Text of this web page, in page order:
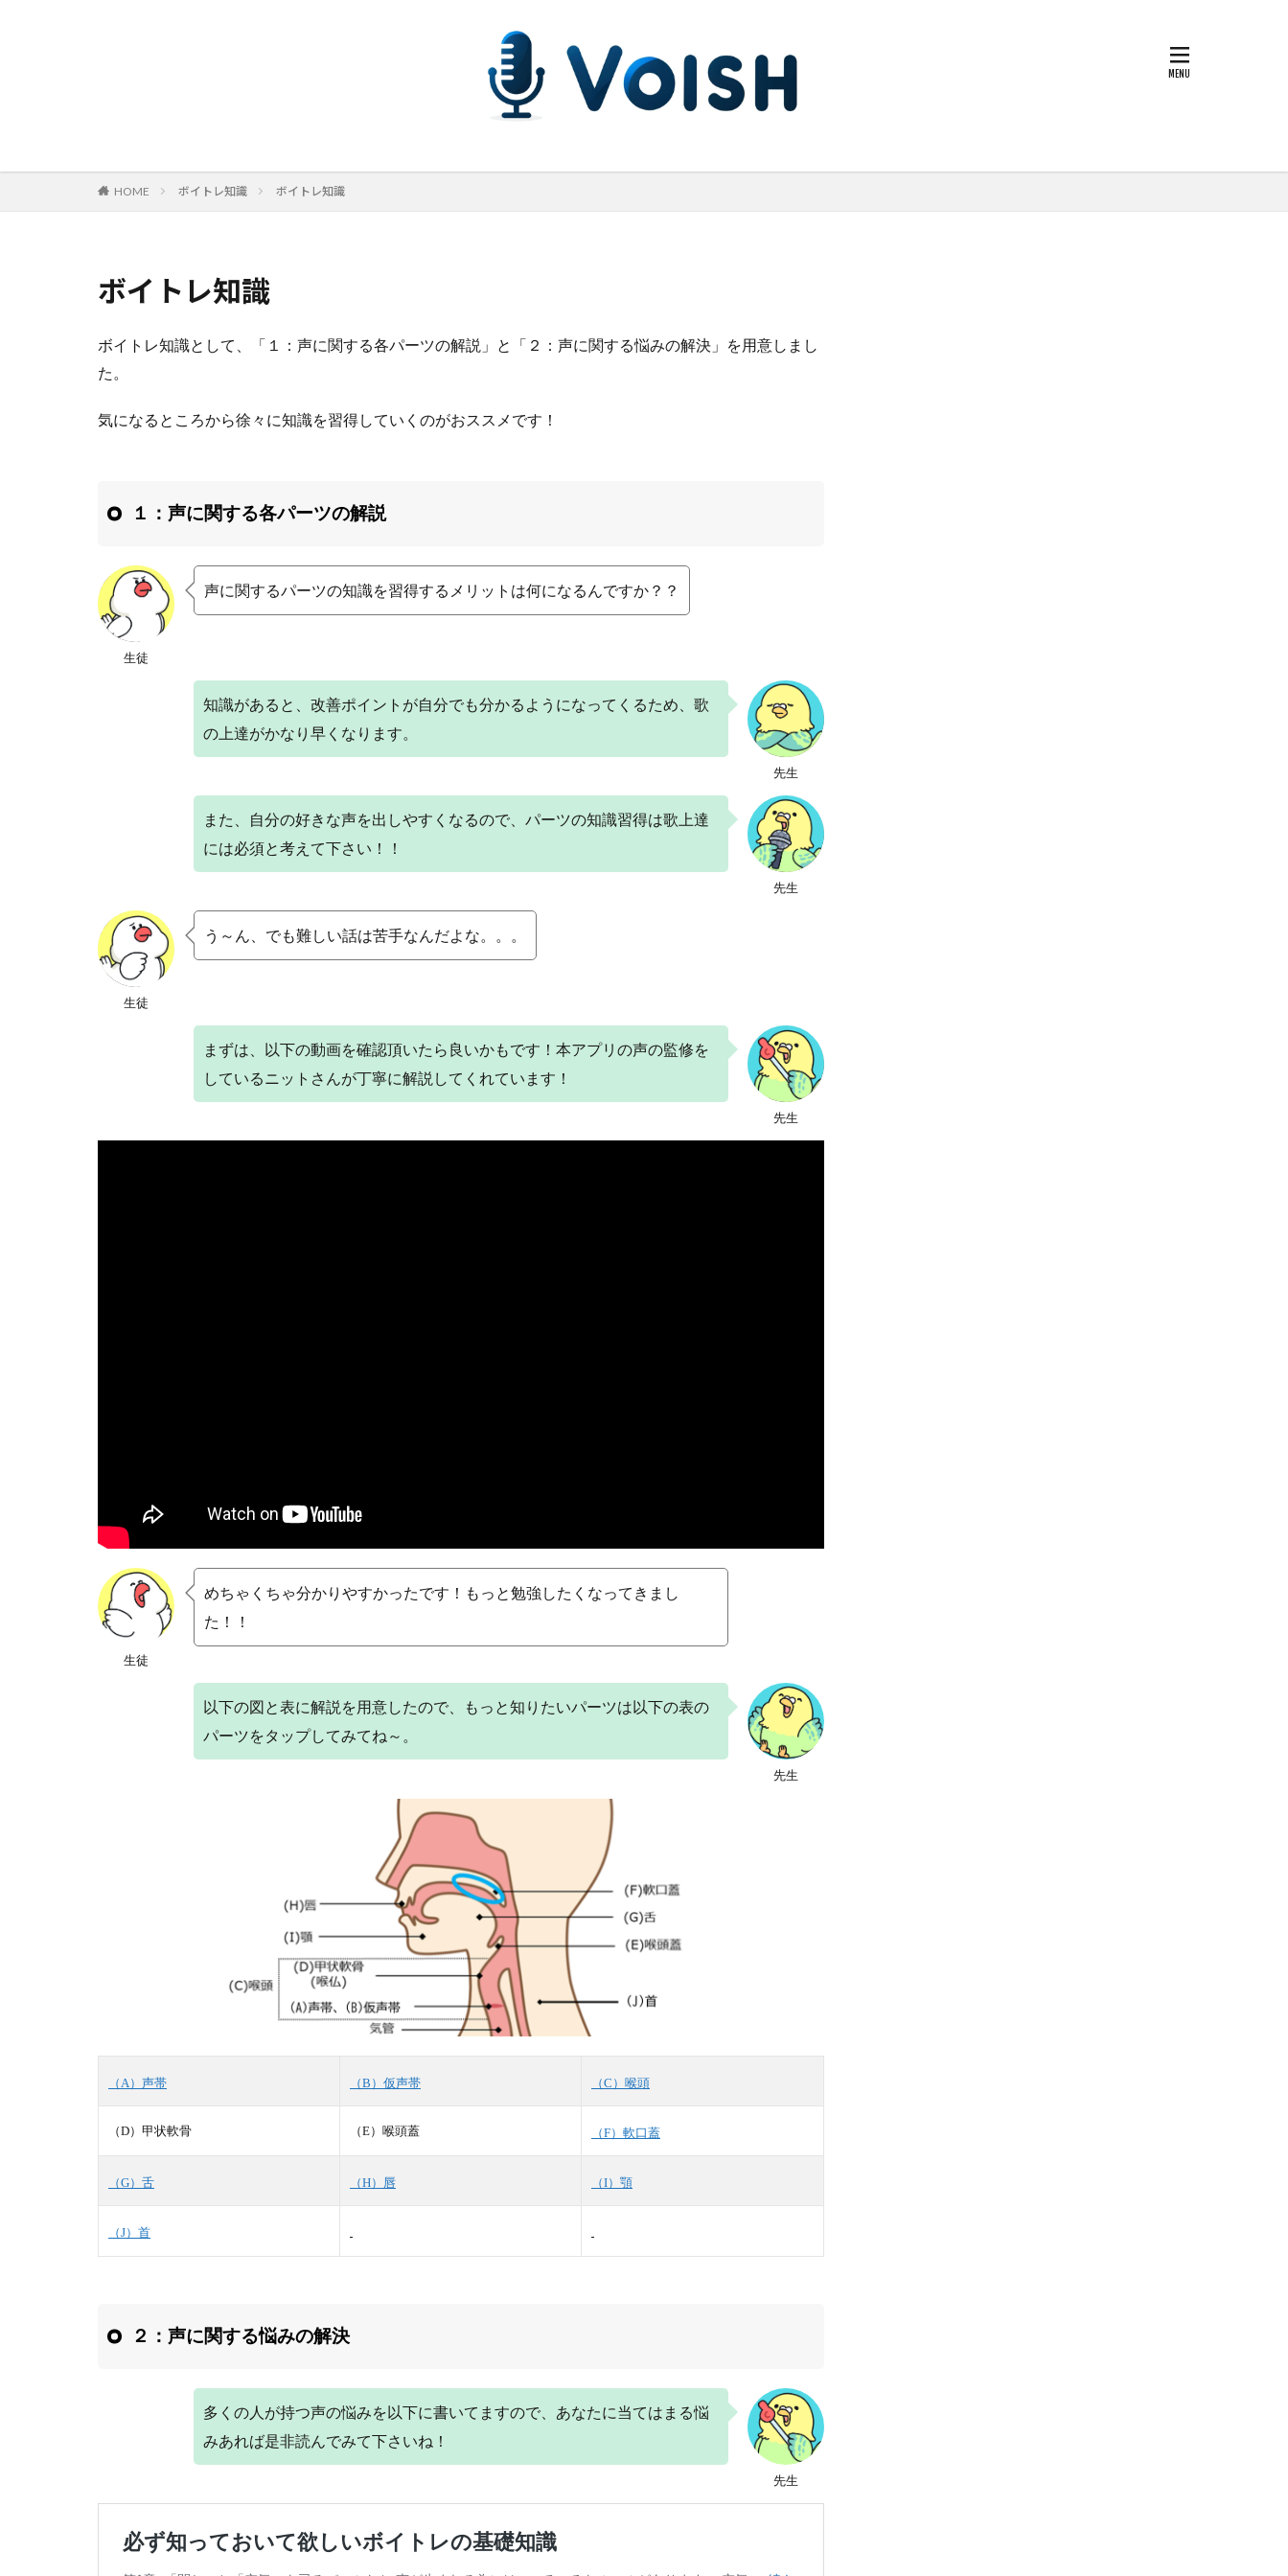
HOME ボイトレ知識 ボイトレ知識
ボイトレ知識
ボイトレ知識として、「１：声に関する各パーツの解説」と「２：声に関する悩みの解決」を用意しまし
た。
気になるところから徐々に知識を習得していくのがおススメです！
１：声に関する各パーツの解説
生徒
声に関するパーツの知識を習得するメリットは何になるんですか？？
先生
知識があると、改善ポイントが自分でも分かるようになってくるため、歌
の上達がかなり早くなります。
先生
また、自分の好きな声を出しやすくなるので、パーツの知識習得は歌上達
には必須と考えて下さい！！
生徒
う～ん、でも難しい話は苦手なんだよな。。。
先生
まずは、以下の動画を確認頂いたら良いかもです！本アプリの声の監修を
しているニットさんが丁寧に解説してくれています！
生徒
めちゃくちゃ分かりやすかったです！もっと勉強したくなってきまし
た！！
先生
以下の図と表に解説を用意したので、もっと知りたいパーツは以下の表の
パーツをタップしてみてね～。
（A）声帯 （B）仮声帯 （C）喉頭
（D）甲状軟骨 （E）喉頭蓋 （F）軟口蓋
（G）舌 （H）唇 （I）顎
（J）首
２：声に関する悩みの解決
先生
多くの人が持つ声の悩みを以下に書いてますので、あなたに当てはまる悩
みあれば是非読んでみて下さいね！